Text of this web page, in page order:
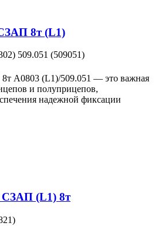
8т (L1)
509.051 (509051)
A0803 (L1)/509.051 — это важная
и полуприцепов,
надежной фиксации
СЗАП (L1) 8т